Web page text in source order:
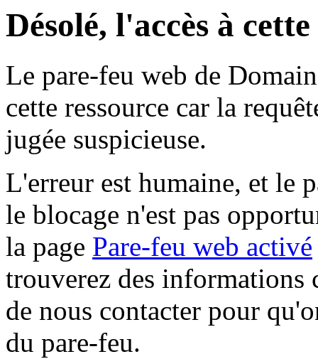
Désolé, l'accès à
Le pare-feu web de
cette ressource car la
jugée suspicieuse.
L'erreur est humaine, et le
le blocage n'est pas
la page Pare-feu web activé
trouverez des informations
de nous contacter pour
du pare-feu.